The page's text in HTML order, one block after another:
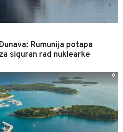
Rumunija potapa
siguran rad nuklearke
0